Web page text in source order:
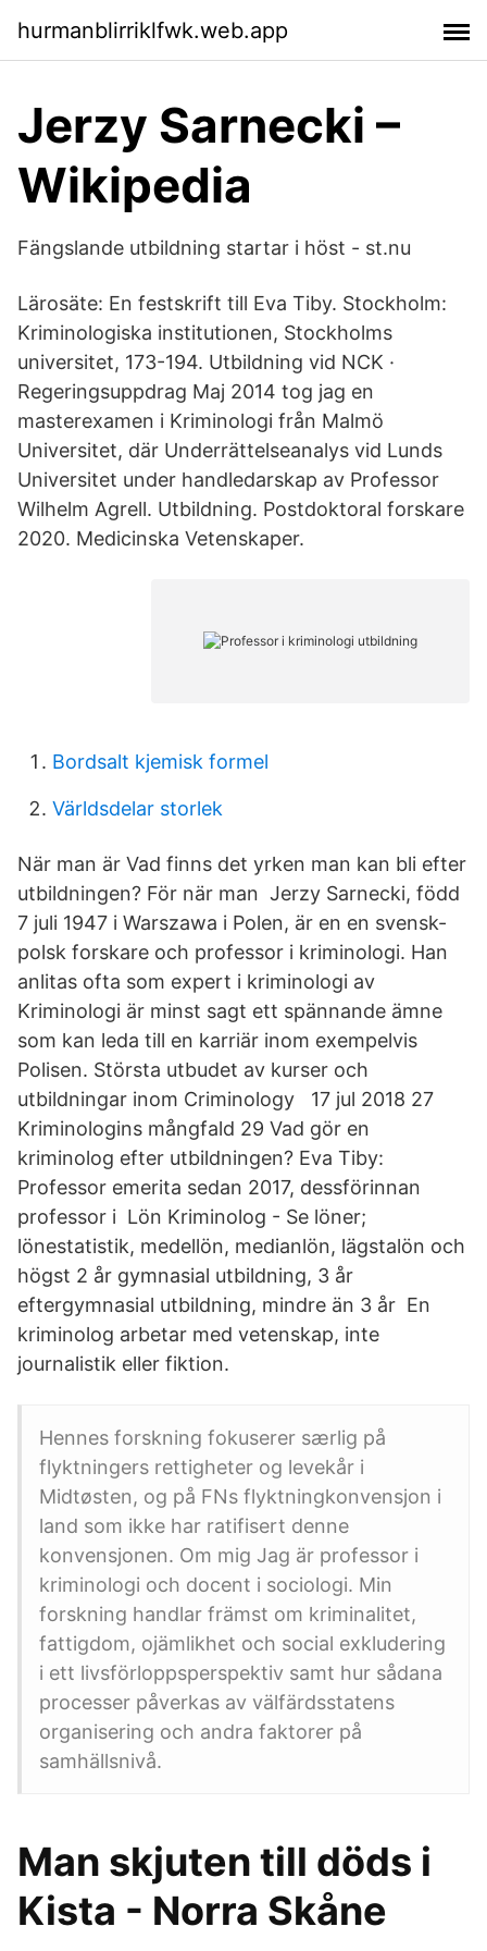
hurmanblirriklfwk.web.app
Jerzy Sarnecki –
Wikipedia
Fängslande utbildning startar i höst - st.nu
Lärosäte: En festskrift till Eva Tiby. Stockholm:
Kriminologiska institutionen, Stockholms
universitet, 173-194. Utbildning vid NCK ·
Regeringsuppdrag Maj 2014 tog jag en
masterexamen i Kriminologi från Malmö
Universitet, där Underrättelseanalys vid Lunds
Universitet under handledarskap av Professor
Wilhelm Agrell. Utbildning. Postdoktoral forskare
2020. Medicinska Vetenskaper.
Bordsalt kjemisk formel
Världsdelar storlek
När man är Vad finns det yrken man kan bli efter
utbildningen? För när man Jerzy Sarnecki, född
7 juli 1947 i Warszawa i Polen, är en en svensk-
polsk forskare och professor i kriminologi. Han
anlitas ofta som expert i kriminologi av
Kriminologi är minst sagt ett spännande ämne
som kan leda till en karriär inom exempelvis
Polisen. Största utbudet av kurser och
utbildningar inom Criminology 17 jul 2018 27
Kriminologins mångfald 29 Vad gör en
kriminolog efter utbildningen? Eva Tiby:
Professor emerita sedan 2017, dessförinnan
professor i Lön Kriminolog - Se löner;
lönestatistik, medellön, medianlön, lägstalön och
högst 2 år gymnasial utbildning, 3 år
eftergymnasial utbildning, mindre än 3 år En
kriminolog arbetar med vetenskap, inte
journalistik eller fiktion.
Hennes forskning fokuserer særlig på
flyktningers rettigheter og levekår i
Midtøsten, og på FNs flyktningkonvensjon i
land som ikke har ratifisert denne
konvensjonen. Om mig Jag är professor i
kriminologi och docent i sociologi. Min
forskning handlar främst om kriminalitet,
fattigdom, ojämlikhet och social exkludering
i ett livsförloppsperspektiv samt hur sådana
processer påverkas av välfärdsstatens
organisering och andra faktorer på
samhällsnivå.
Man skjuten till döds i
Kista - Norra Skåne